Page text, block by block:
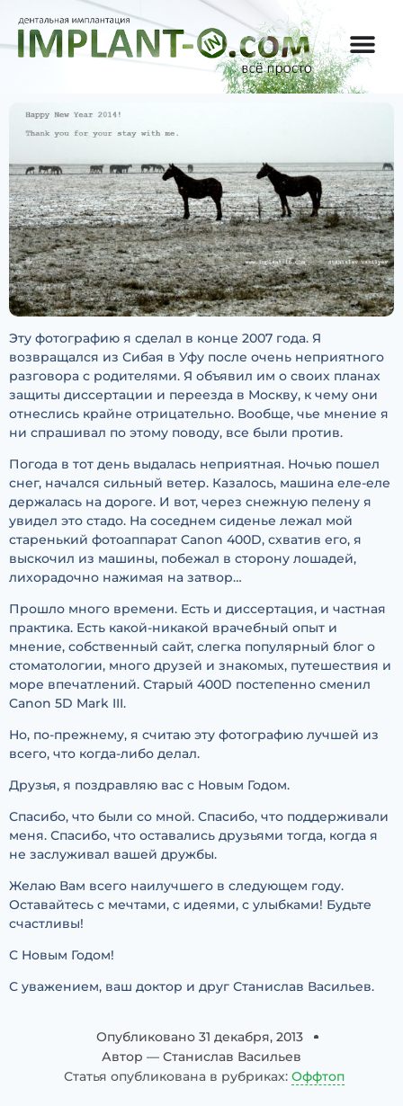
Эту фотографию я сделал в конце 2007 года. Я
возвращался из Сибая в Уфу после очень неприятного
разговора с родителями. Я объявил им о своих планах
защиты диссертации и переезда в Москву, к чему они
отнеслись крайне отрицательно. Вообще, чье мнение я
ни спрашивал по этому поводу, все были против.
Погода в тот день выдалась неприятная. Ночью пошел
снег, начался сильный ветер. Казалось, машина еле-еле
держалась на дороге. И вот, через снежную пелену я
увидел это стадо. На соседнем сиденье лежал мой
старенький фотоаппарат Canon 400D, схватив его, я
выскочил из машины, побежал в сторону лошадей,
лихорадочно нажимая на затвор…
Прошло много времени. Есть и диссертация, и частная
практика. Есть какой-никакой врачебный опыт и
мнение, собственный сайт, слегка популярный блог о
стоматологии, много друзей и знакомых, путешествия и
море впечатлений. Старый 400D постепенно сменил
Canon 5D Mark III.
Но, по-прежнему, я считаю эту фотографию лучшей из
всего, что когда-либо делал.
Друзья, я поздравляю вас с Новым Годом.
Спасибо, что были со мной. Спасибо, что поддерживали
меня. Спасибо, что оставались друзьями тогда, когда я
не заслуживал вашей дружбы.
Желаю Вам всего наилучшего в следующем году.
Оставайтесь с мечтами, с идеями, с улыбками! Будьте
счастливы!
С Новым Годом!
С уважением, ваш доктор и друг Станислав Васильев.
Опубликовано 31 декабря, 2013
Автор — Станислав Васильев
Статья опубликована в рубриках: Оффтоп